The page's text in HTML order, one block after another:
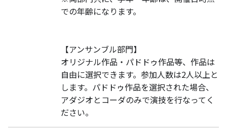
での年齢になります。
【アンサンブル部門】
オリジナル作品・パドドゥ作品等、作品は
自由に選択できます。参加人数は2人以上と
します。パドドゥ作品を選択された場合、
アダジオとコーダのみで演技を行なってく
ださい。